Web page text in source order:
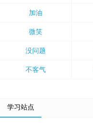
加油
微笑
没问题
不客气
学习站点